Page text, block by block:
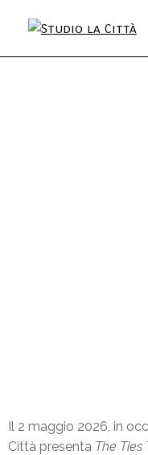
STUDIO LA
ARTINRETE
Il 2 maggio 2026, in
Città presenta The Ties